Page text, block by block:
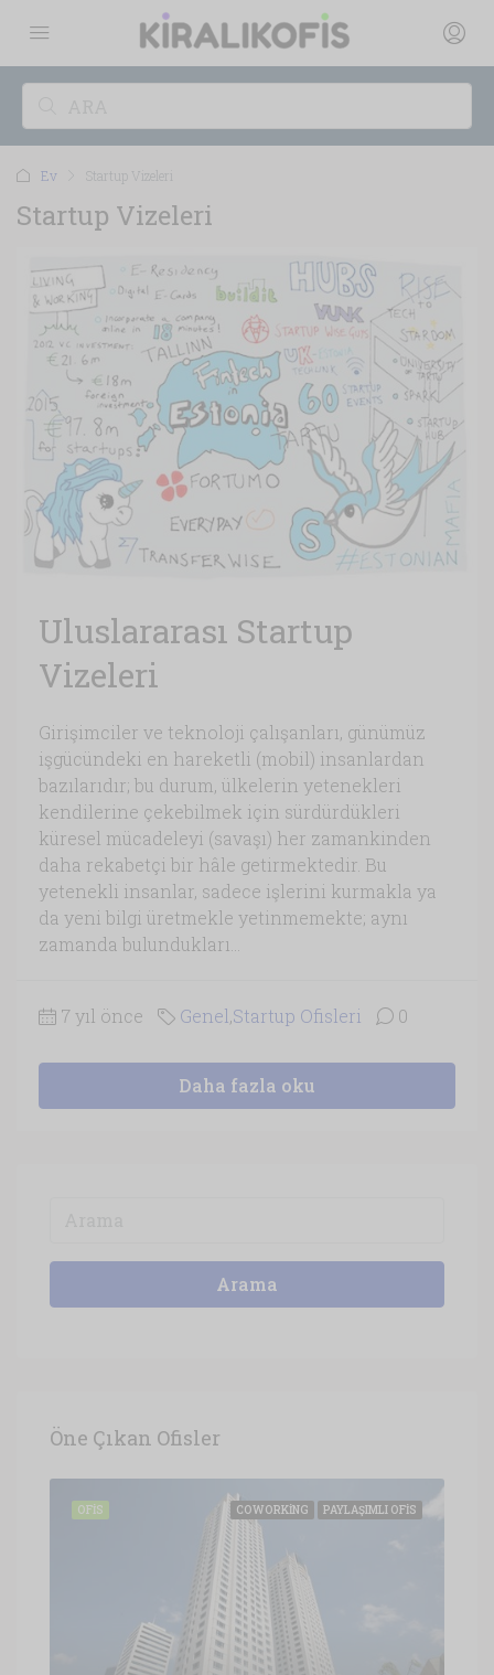
Ev Startup Vizeleri
Startup Vizeleri
Uluslararası Startup
Vizeleri
Girişimciler ve teknoloji çalışanları, günümüz
işgücündeki en hareketli (mobil) insanlardan
bazılarıdır; bu durum, ülkelerin yetenekleri
kendilerine çekebilmek için sürdürdükleri
küresel mücadeleyi (savaşı) her zamankinden
daha rekabetçi bir hâle getirmektedir. Bu
yetenekli insanlar, sadece işlerini kurmakla ya
da yeni bilgi üretmekle yetinmemekte; aynı
zamanda bulundukları...
7 yıl önce Genel,Startup Ofisleri 0
Daha fazla oku
Arama
Öne Çıkan Ofisler
COWORKING PAYLAŞIMLI OFIS
OFIS